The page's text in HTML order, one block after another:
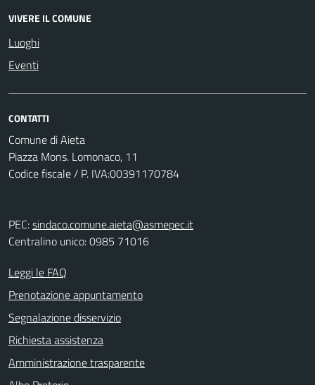
VIVERE IL COMUNE
Luoghi
Eventi
CONTATTI
Comune di Aieta
Piazza Mons. Lomonaco, 11
Codice fiscale / P. IVA:00391170784
PEC:sindaco.comune.aieta@asmepec.it
Centralino unico: 0985 71016
Leggi le FAQ
Prenotazione appuntamento
Segnalazione disservizio
Richiesta assistenza
Amministrazione trasparente